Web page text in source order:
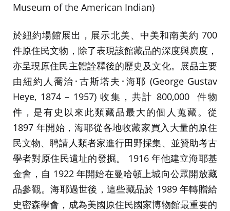
Museum of the American Indian)
於紐約場館展出，展示北美、中美和南美約 700
件原住民文物，除了表現該館藏品的深度與廣度，
亦呈現原住民主體詮釋後的歷史及文化。展品主要
由紐約人喬治･古斯塔夫･海耶 (George Gustav
Heye, 1874 – 1957) 收集，共計 800,000 件物
件，是有史以來此類藏品最大的個人蒐藏。從
1897 年開始，海耶從各地收藏家買入大量的原住
民文物、聘請人類者家進行田野採集、並贊助考古
學者對原住民遺址的發掘。 1916 年他建立海耶基
金會，自 1922 年開始在曼哈頓上城向公眾開放藏
品參觀。海耶過世後，這些藏品於 1989 年轉贈給
史密森學會，成為美國原住民國家博物館最重要的